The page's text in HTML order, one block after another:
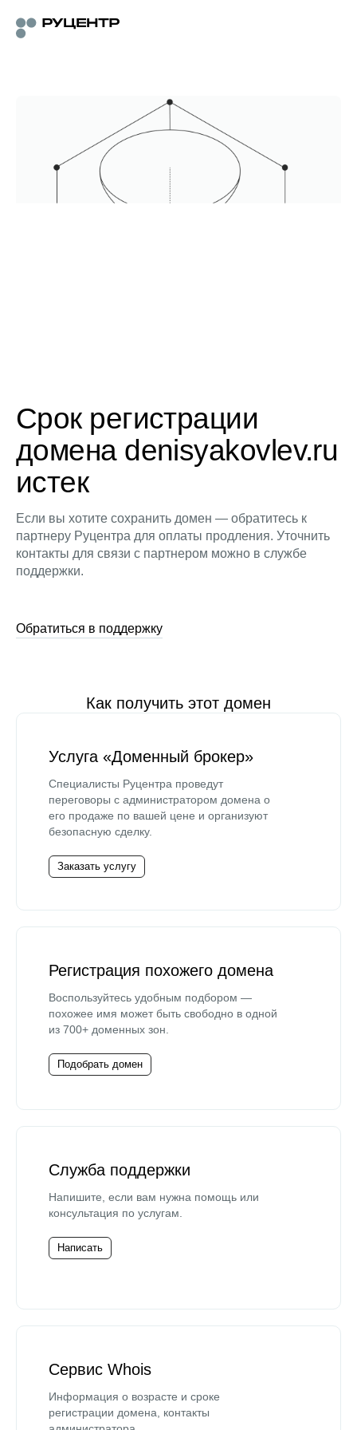
Срок регистрации
домена denisyakovlev.ru
истек
Если вы хотите сохранить домен — обратитесь к
партнеру Руцентра для оплаты продления. Уточнить
контакты для связи с партнером можно в службе
поддержки.
Обратиться в поддержку
Как получить этот домен
Услуга «Доменный брокер»
Специалисты Руцентра проведут
переговоры с администратором домена о
его продаже по вашей цене и организуют
безопасную сделку.
Заказать услугу
Регистрация похожего домена
Воспользуйтесь удобным подбором —
похожее имя может быть свободно в одной
из 700+ доменных зон.
Подобрать домен
Служба поддержки
Напишите, если вам нужна помощь или
консультация по услугам.
Написать
Сервис Whois
Информация о возрасте и сроке
регистрации домена, контакты